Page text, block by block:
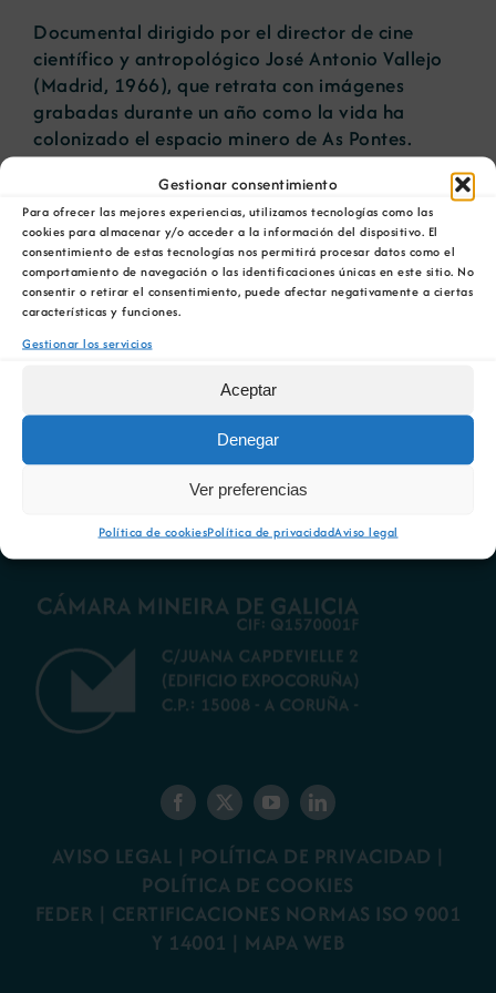
Gestionar consentimiento
Para ofrecer las mejores experiencias, utilizamos tecnologías como las
cookies para almacenar y/o acceder a la información del dispositivo. El
consentimiento de estas tecnologías nos permitirá procesar datos como el
comportamiento de navegación o las identificaciones únicas en este sitio. No
consentir o retirar el consentimiento, puede afectar negativamente a ciertas
características y funciones.
Gestionar los servicios
Aceptar
Denegar
Ver preferencias
Política de cookiesPolítica de privacidadAviso legal
Noticias
Portal de empleo
Contacto
Documental dirigido por el director de cine
científico y antropológico José Antonio Vallejo
(Madrid, 1966), que retrata con imágenes
grabadas durante un año como la vida ha
colonizado el espacio minero de As Pontes.
Artículos relacionados
La COMG reúne a
dos líderes
empresarias con
motivo de su
debatir sobre el
futuro del rural
La OIPE y el
CRETUS
ambiental para la
AVISO LEGAL | POLÍTICA DE PRIVACIDAD |
POLÍTICA DE COOKIES
FEDER | CERTIFICACIONES NORMAS ISO 9001
Y 14001 | MAPA WEB